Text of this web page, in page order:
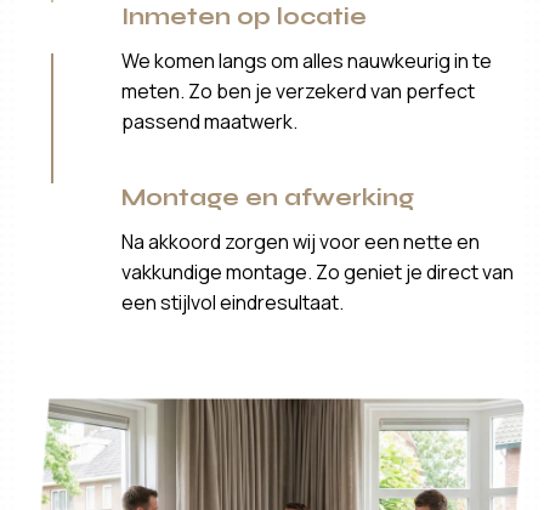
Inmeten op locatie
We komen langs om alles nauwkeurig in te
meten. Zo ben je verzekerd van perfect
passend maatwerk.
Montage en afwerking
Na akkoord zorgen wij voor een nette en
vakkundige montage. Zo geniet je direct van
een stijlvol eindresultaat.